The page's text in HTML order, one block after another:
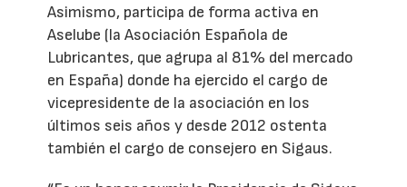
Asimismo, participa de forma activa en
Aselube (la Asociación Española de
Lubricantes, que agrupa al 81% del mercado
en España) donde ha ejercido el cargo de
vicepresidente de la asociación en los
últimos seis años y desde 2012 ostenta
también el cargo de consejero en Sigaus.